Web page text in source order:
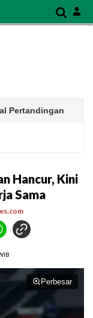
Pertandingan
Hancur, Kini
Sama
Perbesar